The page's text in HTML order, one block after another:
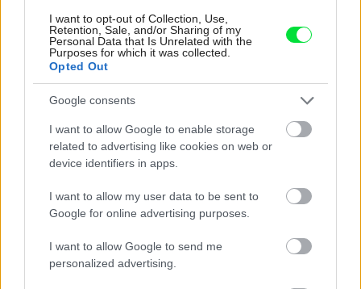
I want to opt-out of Collection, Use,
Retention, Sale, and/or Sharing of my
Personal Data that Is Unrelated with the
Purposes for which it was collected.
Opted Out
Google consents
I want to allow Google to enable storage
related to advertising like cookies on web or
device identifiers in apps.
I want to allow my user data to be sent to
Google for online advertising purposes.
I want to allow Google to send me
personalized advertising.
Deti odrástli, rodičia majú bývanie presne podľa
seba. V novom dome je všetko pre ich život i
návštevy vnúčat
Miestni remeselníci vytvorili bývanie, ktoré vyzerá
ako malý raj
stereotyp, bývanie vyzerá ako z filmov svojského
režiséra
Pridajte túto surovinu do prania, obliečky budú
hladšie a pevnejšie. Starý trik z hotelov poznali už
naše babičky